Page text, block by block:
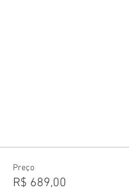
Preço
R$ 689,00